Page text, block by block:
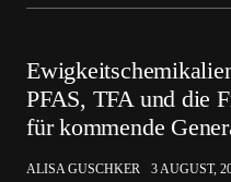
PFAS, TFA und die
für kommende
ALISA GUSCHKER 3 AUGUST,